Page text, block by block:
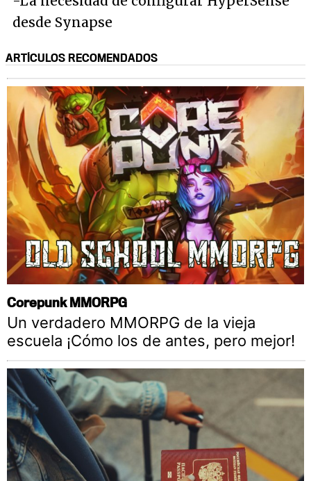
desde Synapse
ARTÍCULOS RECOMENDADOS
Corepunk MMORPG
Un verdadero MMORPG de la vieja
escuela ¡Cómo los de antes, pero mejor!